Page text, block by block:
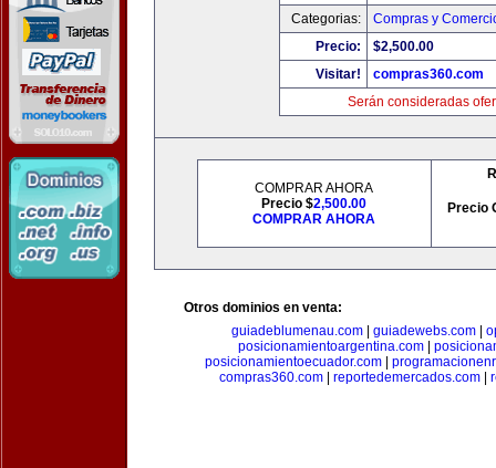
Categorias:
Compras y
Precio:
$2,500.00
Visitar!
compras360.com
Serán consideradas
COMPRAR AHORA
Precio $2,500.00
COMPRAR AHORA
Precio
Otros dominios en venta:
guiadeblumenau.com| guiadewebs.com|
posicionamientoargentina.com|
posicionamientoecuador.com
compras360.com
reportedemercados.com